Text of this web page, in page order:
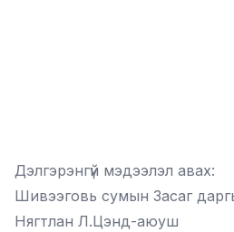
Дэлгэрэнгүй мэдээлэл авах:
Шивээговь сумын Засаг
Нягтлан Л.Цэнд-аюуш